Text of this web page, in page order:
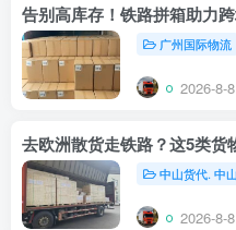
广州国际物流
2026-8-8
中山货代. 中
2026-8-8